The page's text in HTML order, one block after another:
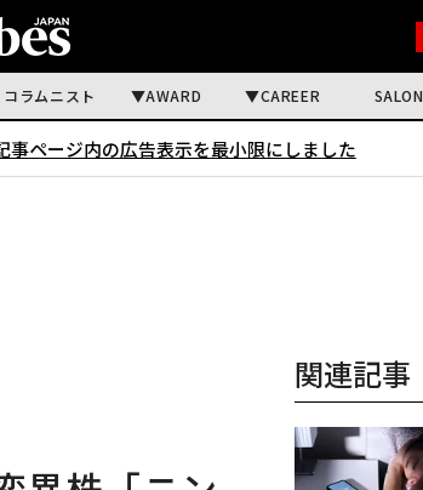
コラムニスト AWARD CAREER SALON
事ページ内の広告表示を最小限にしました
関連記事